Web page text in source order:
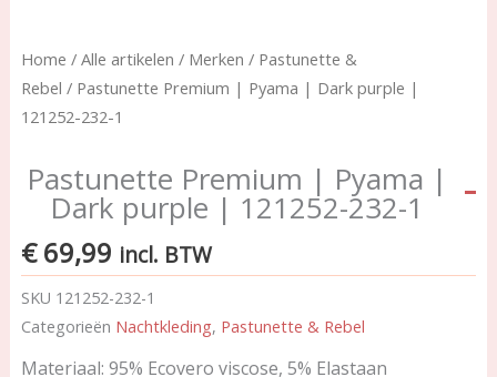
Home / Alle artikelen / Merken / Pastunette &
Rebel / Pastunette Premium | Pyama | Dark purple |
121252-232-1
Pastunette Premium | Pyama |
Dark purple | 121252-232-1
€69,99 incl. BTW
SKU 121252-232-1
Categorieën Nachtkleding, Pastunette & Rebel
Materiaal: 95% Ecovero viscose, 5% Elastaan